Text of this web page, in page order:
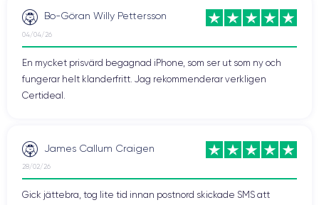
Bo-Göran Willy Pettersson
04/04/26
En mycket prisvärd begagnad iPhone, som ser ut som ny och
fungerar helt klanderfritt. Jag rekommenderar verkligen
Certideal.
James Callum Craigen
28/02/26
Gick jättebra, tog lite tid innan postnord skickade SMS att